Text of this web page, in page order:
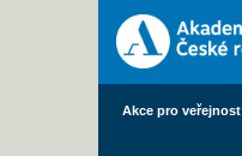
Akce pro veřejnost